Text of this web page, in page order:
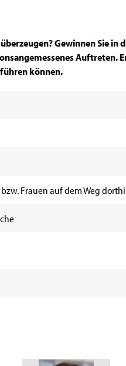
Gewinnen Sie in
Auftreten.
können.
Frauen auf dem Weg